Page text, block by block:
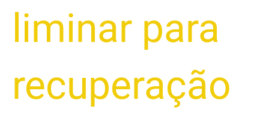
liminar para
recuperação